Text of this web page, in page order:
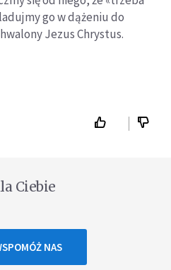
go w dążeniu do
Jezus Chrystus.
Ciebie
NAS